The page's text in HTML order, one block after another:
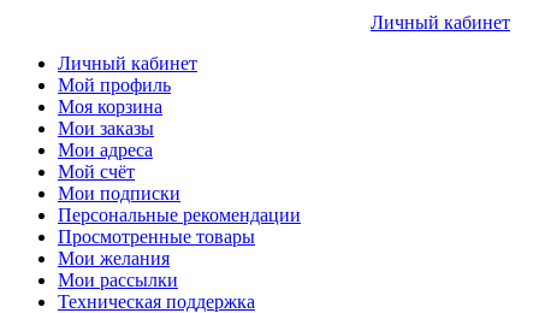
Личный кабинет
Личный кабинет
Мой профиль
Моя корзина
Мои заказы
Мои адреса
Мой счёт
Мои подписки
Персональные рекомендации
Просмотренные товары
Мои желания
Мои рассылки
Техническая поддержка